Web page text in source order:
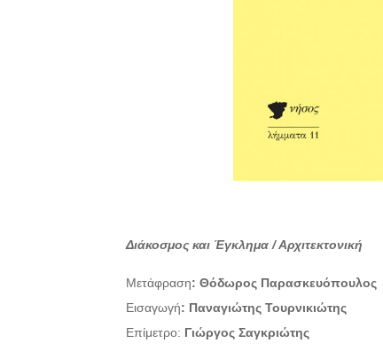
Διάκοσμος και Έγκλημα / Αρχιτεκτονική
Μετάφραση: Θόδωρος Παρασκευόπουλος
Εισαγωγή: Παναγιώτης Τουρνικιώτης
Επίμετρο: Γιώργος Σαγκριώτης